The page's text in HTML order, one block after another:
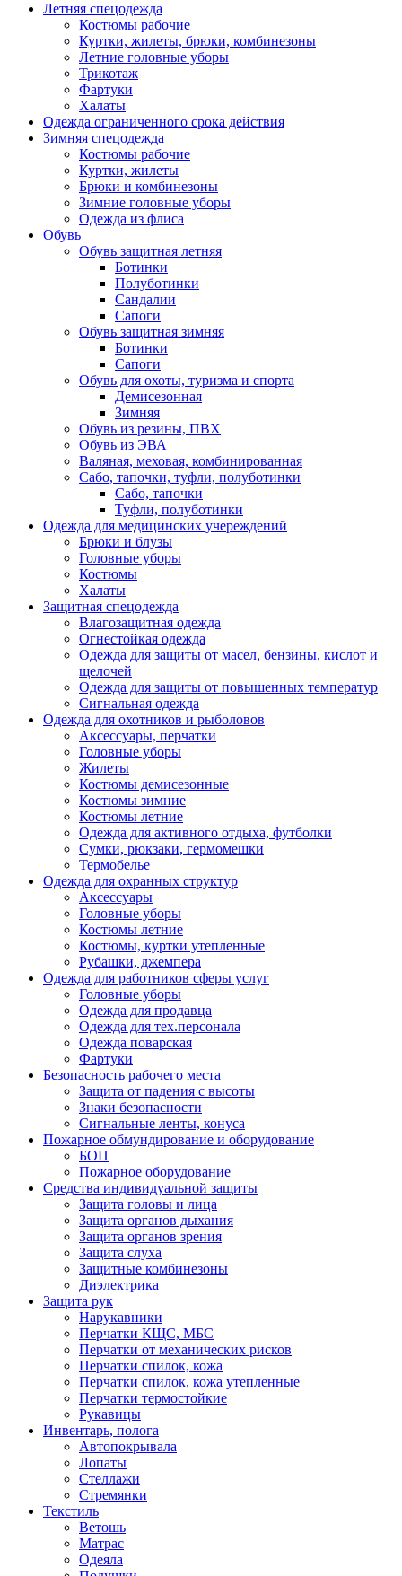
Летняя спецодежда
Костюмы рабочие
Куртки, жилеты, брюки, комбинезоны
Летние головные уборы
Трикотаж
Фартуки
Халаты
Одежда ограниченного срока действия
Зимняя спецодежда
Костюмы рабочие
Куртки, жилеты
Брюки и комбинезоны
Зимние головные уборы
Одежда из флиса
Обувь
Обувь защитная летняя
Ботинки
Полуботинки
Сандалии
Сапоги
Обувь защитная зимняя
Ботинки
Сапоги
Обувь для охоты, туризма и спорта
Демисезонная
Зимняя
Обувь из резины, ПВХ
Обувь из ЭВА
Валяная, меховая, комбинированная
Сабо, тапочки, туфли, полуботинки
Сабо, тапочки
Туфли, полуботинки
Одежда для медицинских учереждений
Брюки и блузы
Головные уборы
Костюмы
Халаты
Защитная спецодежда
Влагозащитная одежда
Огнестойкая одежда
Одежда для защиты от масел, бензины, кислот и
щелочей
Одежда для защиты от повышенных температур
Сигнальная одежда
Одежда для охотников и рыболовов
Аксессуары, перчатки
Головные уборы
Жилеты
Костюмы демисезонные
Костюмы зимние
Костюмы летние
Одежда для активного отдыха, футболки
Сумки, рюкзаки, гермомешки
Термобелье
Одежда для охранных структур
Аксессуары
Головные уборы
Костюмы летние
Костюмы, куртки утепленные
Рубашки, джемпера
Одежда для работников сферы услуг
Головные уборы
Одежда для продавца
Одежда для тех.персонала
Одежда поварская
Фартуки
Безопасность рабочего места
Защита от падения с высоты
Знаки безопасности
Сигнальные ленты, конуса
Пожарное обмундирование и оборудование
БОП
Пожарное оборудование
Средства индивидуальной защиты
Защита головы и лица
Защита органов дыхания
Защита органов зрения
Защита слуха
Защитные комбинезоны
Диэлектрика
Защита рук
Нарукавники
Перчатки КЩС, МБС
Перчатки от механических рисков
Перчатки спилок, кожа
Перчатки спилок, кожа утепленные
Перчатки термостойкие
Рукавицы
Инвентарь, полога
Автопокрывала
Лопаты
Стеллажи
Стремянки
Текстиль
Ветошь
Матрас
Одеяла